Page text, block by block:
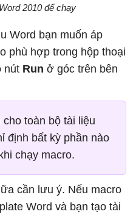
2010 để chạy
Word bạn muốn áp
phù hợp trong hộp thoại
nút Run ở góc trên bên
toàn bộ tài liệu
định bất kỳ phần nào
chạy macro.
cần lưu ý. Nếu macro
Word và bạn tạo tài